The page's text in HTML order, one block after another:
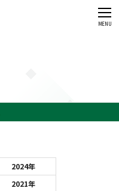
CLOSE
MENU
2024年
2021年